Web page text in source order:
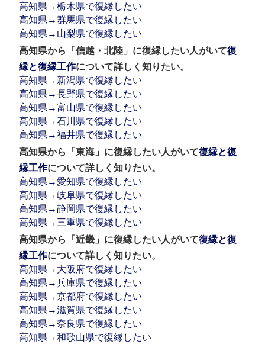
高知県→栃木県で復縁したい
高知県→群馬県で復縁したい
高知県→山梨県で復縁したい
高知県から「信越・北陸」に復縁したい人がいて復
縁と復縁工作について詳しく知りたい。
高知県→新潟県で復縁したい
高知県→長野県で復縁したい
高知県→富山県で復縁したい
高知県→石川県で復縁したい
高知県→福井県で復縁したい
高知県から「東海」に復縁したい人がいて復縁と復
縁工作について詳しく知りたい。
高知県→愛知県で復縁したい
高知県→岐阜県で復縁したい
高知県→静岡県で復縁したい
高知県→三重県で復縁したい
高知県から「近畿」に復縁したい人がいて復縁と復
縁工作について詳しく知りたい。
高知県→大阪府で復縁したい
高知県→兵庫県で復縁したい
高知県→京都府で復縁したい
高知県→滋賀県で復縁したい
高知県→奈良県で復縁したい
高知県→和歌山県で復縁したい